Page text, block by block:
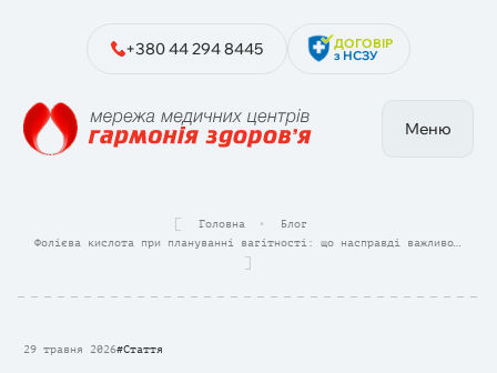
+380 44 294 8445 ДОГОВІР
з НСЗУ
Меню
Головна
Блог
Фолієва кислота при плануванні вагітності: що насправді важливо знати
29 травня 2026#Стаття